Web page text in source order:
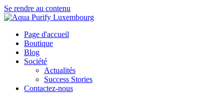
Se rendre au contenu
Page d'accueil
Boutique
Blog
Société
Actualités
Success Stories
Contactez-nous